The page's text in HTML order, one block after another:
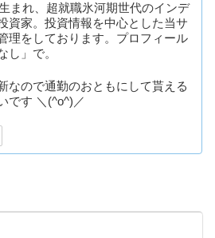
まれ、超就職氷河期世代のインデ
資家。投資情報を中心とした当サ
理をしております。プロフィール
し」で。
なので通勤のおともにして貰える
です ＼(^o^)／